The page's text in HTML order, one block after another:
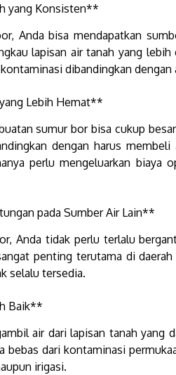
yang Konsisten**
Anda bisa mendapatkan
lapisan air tanah yang
dibandingkan dengan
Lebih Hemat**
sumur bor bisa cukup
dengan harus
perlu mengeluarkan biaya
pada Sumber Air Lain**
Anda tidak perlu terlalu
penting terutama di
selalu tersedia.
Baik**
air dari lapisan tanah yang
bebas dari kontaminasi
irigasi.